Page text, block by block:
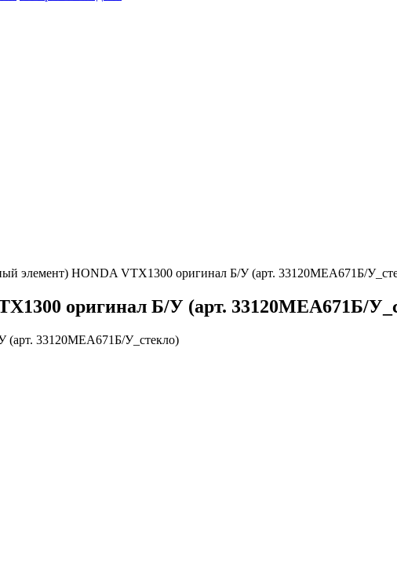
элемент) HONDA VTX1300 оригинал Б/У (арт. 33120MEA671Б/
оригинал Б/У (арт. 33120MEA671Б/